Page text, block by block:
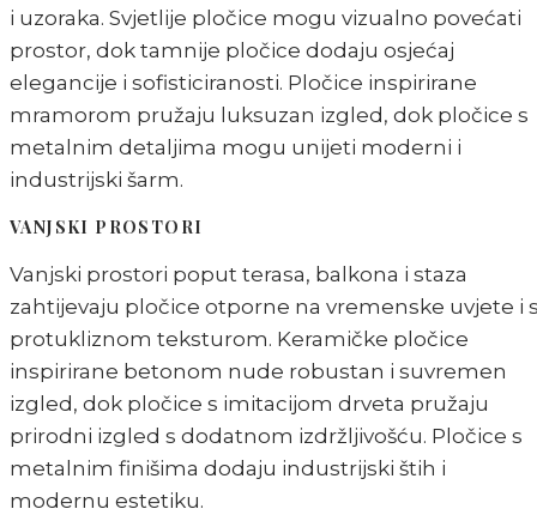
i uzoraka. Svjetlije pločice mogu vizualno povećati
prostor, dok tamnije pločice dodaju osjećaj
elegancije i sofisticiranosti. Pločice inspirirane
mramorom pružaju luksuzan izgled, dok pločice s
metalnim detaljima mogu unijeti moderni i
industrijski šarm.
VANJSKI PROSTORI
Vanjski prostori poput terasa, balkona i staza
zahtijevaju pločice otporne na vremenske uvjete i
protukliznom teksturom. Keramičke pločice
inspirirane betonom nude robustan i suvremen
izgled, dok pločice s imitacijom drveta pružaju
prirodni izgled s dodatnom izdržljivošću. Pločice s
metalnim finišima dodaju industrijski štih i
modernu estetiku.